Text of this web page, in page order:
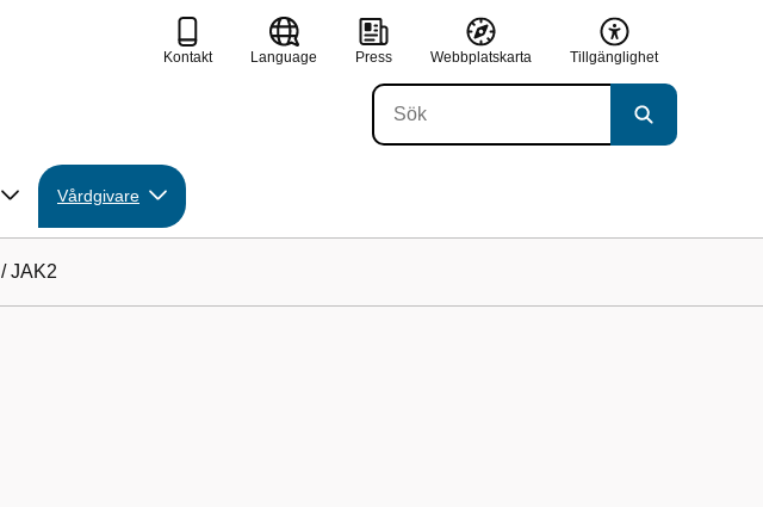
Kontakt Language Press Webbplatskarta Tillgänglighet
Vårdgivare
/JAK2